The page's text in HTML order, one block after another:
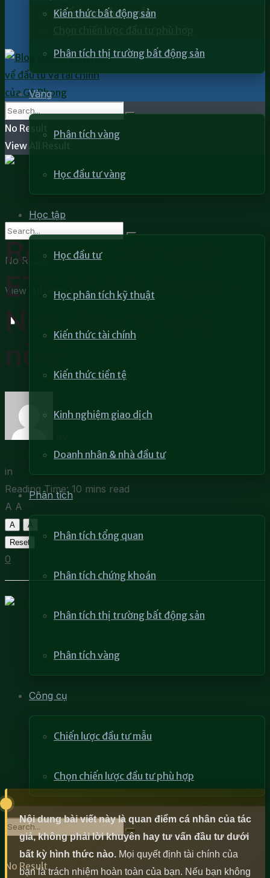
Kiến thức bất động sản
Phân tích thị trường bất động sản
Vàng
Phân tích vàng
Học đầu tư vàng
Học tập
Học đầu tư
Học phân tích kỹ thuật
Kiến thức tài chính
Kiến thức tiền tệ
Kinh nghiệm giao dịch
Doanh nhân & nhà đầu tư
Phân tích
Phân tích tổng quan
Phân tích chứng khoán
Phân tích thị trường bất động sản
Phân tích vàng
Công cụ
Chiến lược đầu tư mẫu
Chọn chiến lược đầu tư phù hợp
No Result
Chiến lược đầu tư mẫu
No Result
View All Result
No Result
View All Result
Review các quỹ
ETF ở Việt Nam –
Nên đầu tư quỹ
nào?
29 Tháng 4, 2022
in
Kiến thức chứng khoán
Reading Time: 10 mins read
A A
A
A
Reset
0
Nội dung bài viết này là quan điểm cá nhân của tác
giả, không phải lời khuyên hay tư vấn đầu tư dưới
bất kỳ hình thức nào. Mọi quyết định tài chính của
bạn là trách nhiệm hoàn toàn của bạn. Nếu bạn không